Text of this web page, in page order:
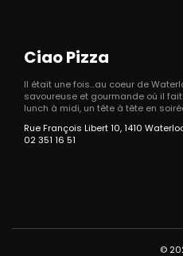
Ciao Pizza
Il était une fois...au coeur de
savoureuse et gourmande où il
lunch à midi, un tête à tête en
Rue François Libert 10, 1410
02 351 16 51
©